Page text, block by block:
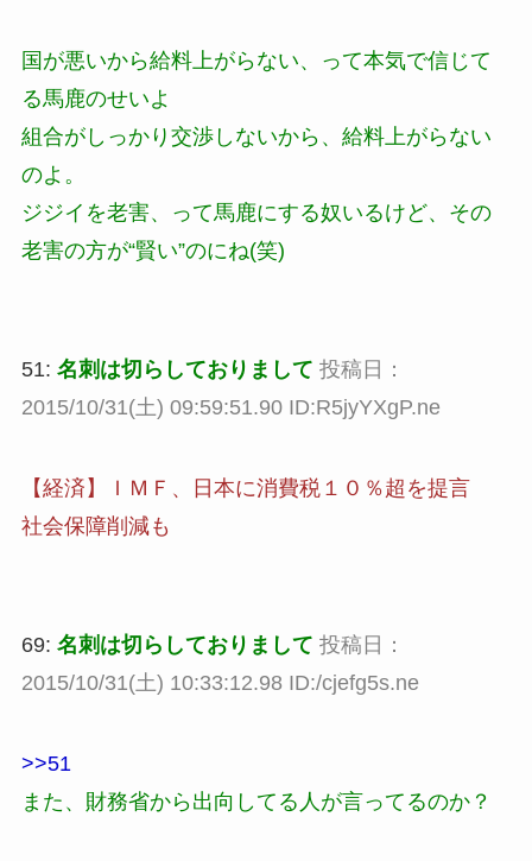
国が悪いから給料上がらない、って本気で信じて
る馬鹿のせいよ
組合がしっかり交渉しないから、給料上がらない
のよ。
ジジイを老害、って馬鹿にする奴いるけど、その
老害の方が“賢い”のにね(笑)
51: 名刺は切らしておりまして 投稿日：
2015/10/31(土) 09:59:51.90 ID:R5jyYXgP.ne
【経済】ＩＭＦ、日本に消費税１０％超を提言
社会保障削減も
69: 名刺は切らしておりまして 投稿日：
2015/10/31(土) 10:33:12.98 ID:/cjefg5s.ne
>>51
また、財務省から出向してる人が言ってるのか？